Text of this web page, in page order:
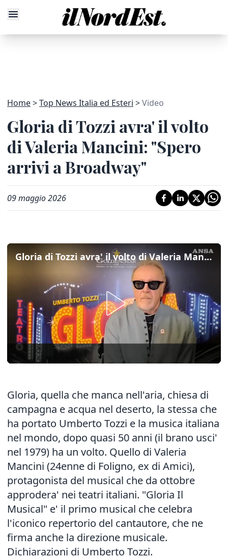
Home Top News Italia ed Esteri Video
Gloria di Tozzi avra' il volto
di Valeria Mancini: "Spero
arrivi a Broadway"
09 maggio 2026
Gloria di Tozzi avra' il volto di Valeria Mancini: "Spero arrivi a Broadway"
Gloria, quella che manca nell'aria, chiesa di
campagna e acqua nel deserto, la stessa che
ha portato Umberto Tozzi e la musica italiana
nel mondo, dopo quasi 50 anni (il brano usci'
nel 1979) ha un volto. Quello di Valeria
Mancini (24enne di Foligno, ex di Amici),
protagonista del musical che da ottobre
approdera' nei teatri italiani. "Gloria Il
Musical" e' il primo musical che celebra
l'iconico repertorio del cantautore, che ne
firma anche la direzione musicale.
Dichiarazioni di Umberto Tozzi.